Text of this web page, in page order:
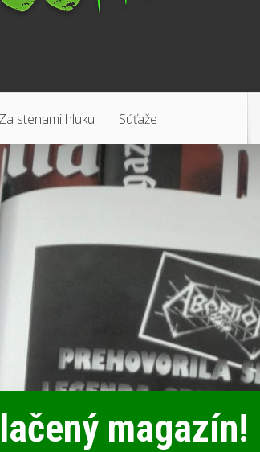
Za stenami hluku Súťaže
magazín!